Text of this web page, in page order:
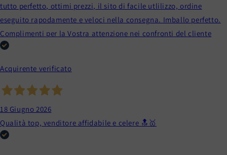
tutto perfetto, ottimi prezzi, il sito di facile utlilizzo, ordine
eseguito rapodamente e veloci nella consegna. Imballo perfetto.
Complimenti per la Vostra attenzione nei confronti del cliente
Acquirente verificato
18 Giugno 2026
Qualità top, venditore affidabile e celere 🔝🥇